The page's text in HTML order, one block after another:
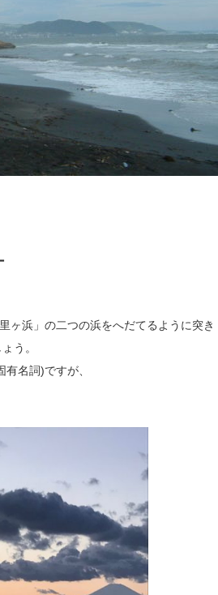
ヶ浜」の二つの浜をへだてるように突き
う。
名詞)ですが、